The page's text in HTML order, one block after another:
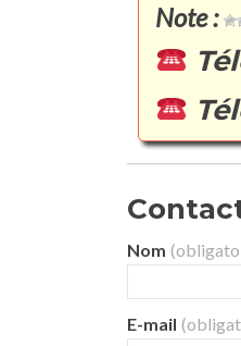
Note :
Nom
E-mail